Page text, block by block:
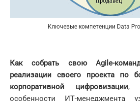
Ключевые компетенции Data
Как собрать своюAgile-
реализации своего проекта по
корпоративной цифровизации,
особенности ИТ-менеджмента